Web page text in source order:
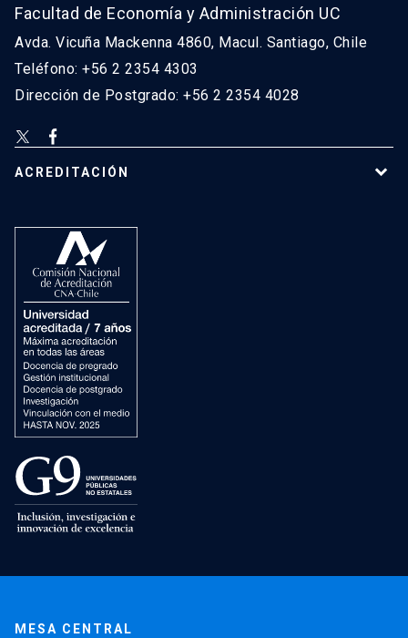
Facultad de Economía y Administración UC
Avda. Vicuña Mackenna 4860, Macul. Santiago, Chile
Teléfono: +56 2 2354 4303
Dirección de Postgrado: +56 2 2354 4028
ACREDITACIÓN
MESA CENTRAL